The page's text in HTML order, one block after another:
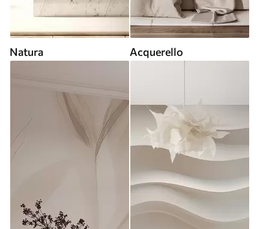
Natura Acquerello